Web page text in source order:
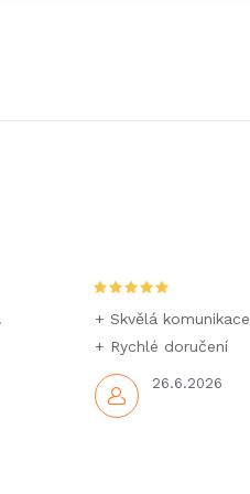
26.6.2026
+ Skvělá komunikace
+ Rychlé doručení